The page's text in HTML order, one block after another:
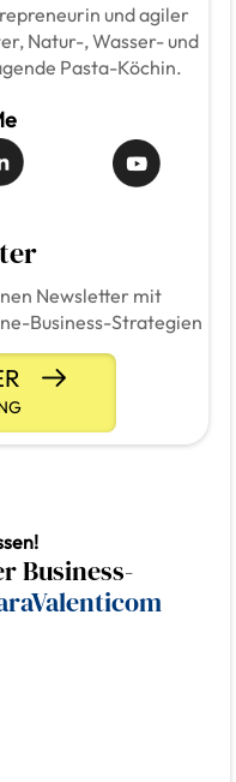
und agiler
Natur-, Wasser- und
Pasta-Köchin.
Newsletter mit
Business-Strategien
Business-